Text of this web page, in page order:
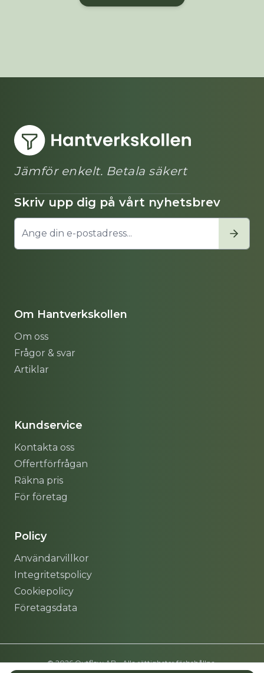
Jämför enkelt. Betala säkert
Skriv upp dig på vårt nyhetsbrev
Om Hantverkskollen
Om oss
Frågor & svar
Artiklar
Kundservice
Kontakta oss
Offertförfrågan
Räkna pris
För företag
Policy
Användarvillkor
Integritetspolicy
Cookiepolicy
Företagsdata
© 2026 Outflow AB - Alla rättigheter förbehållna.